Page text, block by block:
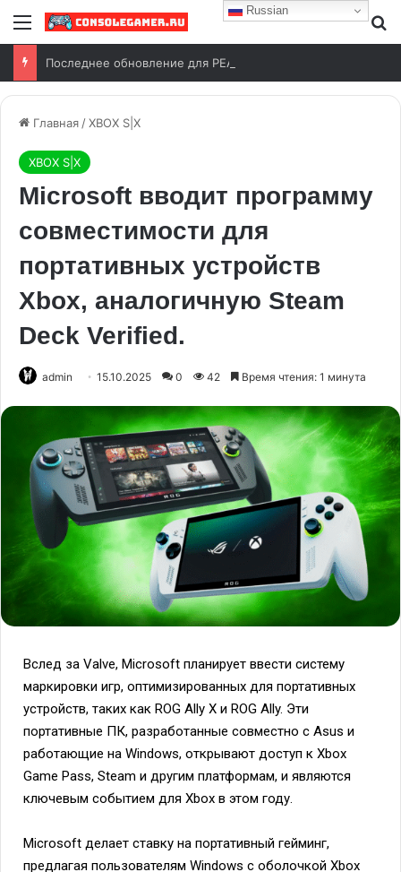
Главная /XBOX S|X
XBOX S|X
Microsoft вводит программу
совместимости для
портативных устройств
Xbox, аналогичную Steam
Deck Verified.
admin 15.10.2025 0 42 Время чтения: 1 минута
Вслед за Valve, Microsoft планирует ввести систему
маркировки игр, оптимизированных для портативных
устройств, таких как ROG Ally X и ROG Ally. Эти
портативные ПК, разработанные совместно с Asus и
работающие на Windows, открывают доступ к Xbox
Game Pass, Steam и другим платформам, и являются
ключевым событием для Xbox в этом году.
Microsoft делает ставку на портативный гейминг,
предлагая пользователям Windows с оболочкой Xbox
Russian